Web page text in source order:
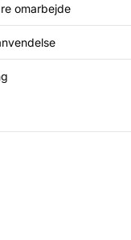
omarbejde